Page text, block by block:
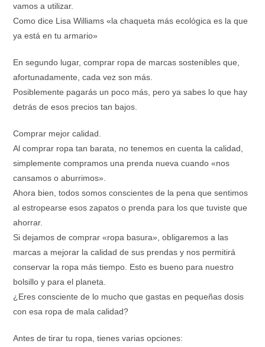
vamos a utilizar.
Como dice Lisa Williams «la chaqueta más ecológica es la que
ya está en tu armario»
En segundo lugar, comprar ropa de marcas sostenibles que,
afortunadamente, cada vez son más.
Posiblemente pagarás un poco más, pero ya sabes lo que hay
detrás de esos precios tan bajos.
Comprar mejor calidad.
Al comprar ropa tan barata, no tenemos en cuenta la calidad,
simplemente compramos una prenda nueva cuando «nos
cansamos o aburrimos».
Ahora bien, todos somos conscientes de la pena que sentimos
al estropearse esos zapatos o prenda para los que tuviste que
ahorrar.
Si dejamos de comprar «ropa basura», obligaremos a las
marcas a mejorar la calidad de sus prendas y nos permitirá
conservar la ropa más tiempo. Esto es bueno para nuestro
bolsillo y para el planeta.
¿Eres consciente de lo mucho que gastas en pequeñas dosis
con esa ropa de mala calidad?
Antes de tirar tu ropa, tienes varias opciones: